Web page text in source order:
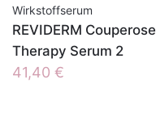
Wirkstoffserum
REVIDERM Couperose
Therapy Serum 2
41,40 €